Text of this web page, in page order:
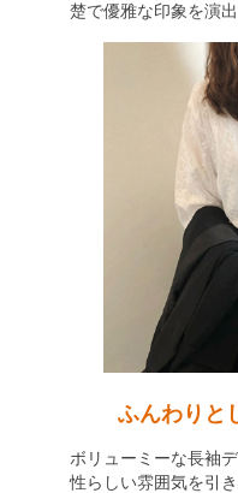
楚で優雅な印象を演出
ふんわりと
ボリューミーな長袖
性らしい雰囲気を引